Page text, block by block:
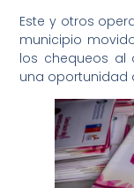
Este y otros
municipio
los chequeos
una oportunidad